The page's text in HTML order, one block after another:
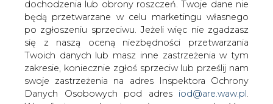
Twoich danych lub masz inne zastrzeżenia w tym
zakresie, koniecznie zgłoś sprzeciw lub prześlij nam
swoje zastrzeżenia na adres Inspektora Ochrony
Danych Osobowych pod adresiod@are.waw.pl.
Wycofanie zgody nie wpływa na zgodność z
prawem przetwarzania dokonanego przed jej
wycofaniem.
Jeszcze przed ostatecznym głosowaniem całości
projektu posłowie poparli kilka kluczowych poprawek do
ustawy zaproponowanych przez posłów PiS.
Jedna z nich wprowadza obligo do podłączania się do
sieci ciepłowniczych, o ile będzie to technicznie i
ekonomicznie możliwe. Piotr Woźny, prezes